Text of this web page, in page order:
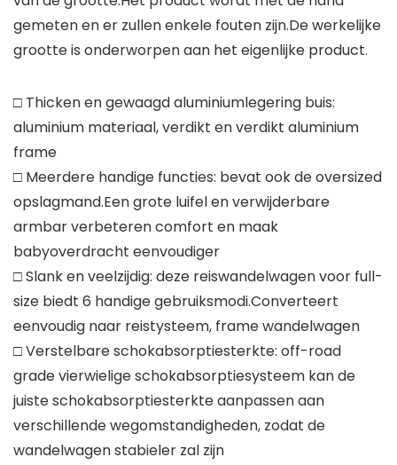
gemeten en er zullen enkele fouten zijn.De werkelijke
grootte is onderworpen aan het eigenlijke product.
□ Thicken en gewaagd aluminiumlegering buis:
aluminium materiaal, verdikt en verdikt aluminium
frame
□ Meerdere handige functies: bevat ook de oversized
opslagmand.Een grote luifel en verwijderbare
armbar verbeteren comfort en maak
babyoverdracht eenvoudiger
□ Slank en veelzijdig: deze reiswandelwagen voor full-
size biedt 6 handige gebruiksmodi.Converteert
eenvoudig naar reistysteem, frame wandelwagen
□ Verstelbare schokabsorptiesterkte: off-road
grade vierwielige schokabsorptiesysteem kan de
juiste schokabsorptiesterkte aanpassen aan
verschillende wegomstandigheden, zodat de
wandelwagen stabieler zal zijn